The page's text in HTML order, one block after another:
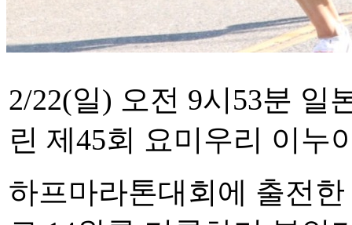
2/22(일) 오전 9시53분 일
린 제45회 요미우리 이누
하프마라톤대회에 출전